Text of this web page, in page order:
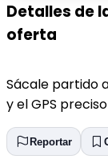
Detalles de
oferta
Sácale partido
y el GPS
Reportar